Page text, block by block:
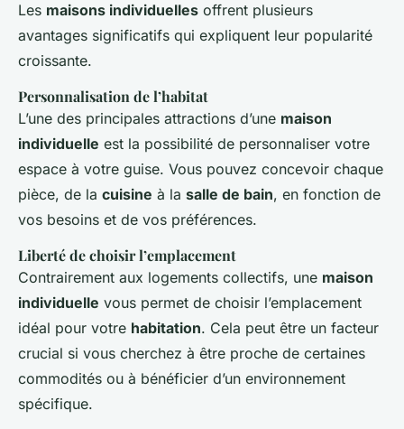
Les maisons individuelles offrent plusieurs
avantages significatifs qui expliquent leur popularité
croissante.
Personnalisation de l’habitat
L’une des principales attractions d’une maison
individuelle est la possibilité de personnaliser votre
espace à votre guise. Vous pouvez concevoir chaque
pièce, de la cuisine à la salle de bain, en fonction de
vos besoins et de vos préférences.
Liberté de choisir l’emplacement
Contrairement aux logements collectifs, une maison
individuelle vous permet de choisir l’emplacement
idéal pour votre habitation. Cela peut être un facteur
crucial si vous cherchez à être proche de certaines
commodités ou à bénéficier d’un environnement
spécifique.